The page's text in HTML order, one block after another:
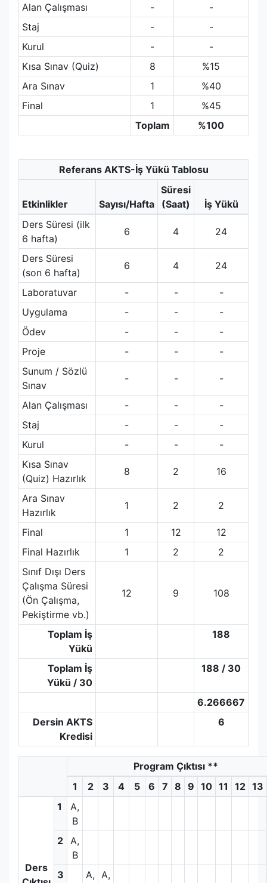
Alan Çalışması
-
-
Staj
-
-
Kurul
-
-
Kısa Sınav (Quiz)
8
%15
Ara Sınav
1
%40
Final
1
%45
Toplam
%100
Referans AKTS-İş Yükü Tablosu
Etkinlikler Sayısı/Hafta
Süresi
(Saat)
İş Yükü
Ders Süresi (ilk
6 hafta)
6 4 24
Ders Süresi
(son 6 hafta)
6 4 24
Laboratuvar - -
-
Uygulama
- -
-
Ödev
- -
-
Proje
- -
-
Sunum / Sözlü
Sınav
- - -
Alan Çalışması - -
-
Staj
- -
-
Kurul
- -
-
Kısa Sınav
(Quiz) Hazırlık
8 2 16
Ara Sınav
Hazırlık
1 2 2
Final 1 12
12
Final Hazırlık
1 2
2
Sınıf Dışı Ders
Çalışma Süresi
(Ön Çalışma,
Pekiştirme vb.)
12 9 108
Toplam İş
Yükü
188
Toplam İş
Yükü / 30
188 / 30
6.266667
Dersin AKTS
Kredisi
6
Program Çıktısı **
1
2 3 4 5 6 7 8 9 10 11 12 13
Ders
1
A,
B
2
A,
B
3
A, A,